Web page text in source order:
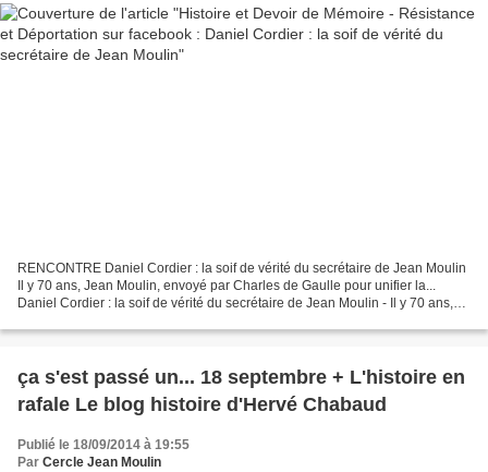
RENCONTRE Daniel Cordier : la soif de vérité du secrétaire de Jean Moulin
Il y 70 ans, Jean Moulin, envoyé par Charles de Gaulle pour unifier la...
Daniel Cordier : la soif de vérité du secrétaire de Jean Moulin - Il y 70 ans,
ça s'est passé un... 18 septembre + L'histoire en
rafale Le blog histoire d'Hervé Chabaud
Publié le 18/09/2014 à 19:55
Par Cercle Jean Moulin